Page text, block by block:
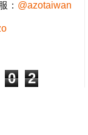
： @azotaiwan
0 2